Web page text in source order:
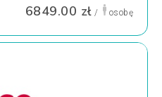
6849.00 zł / osobę